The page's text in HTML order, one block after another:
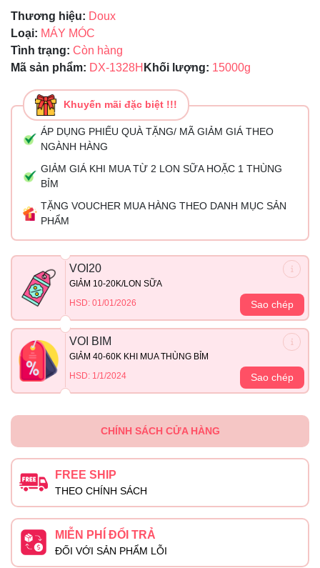
Thương hiệu: Doux
Loại: MÁY MÓC
Tình trạng: Còn hàng
Mã sản phẩm: DX-1328H Khối lượng: 15000g
Khuyến mãi đặc biệt !!!
ÁP DỤNG PHIẾU QUÀ TẶNG/ MÃ GIẢM GIÁ THEO
NGÀNH HÀNG
GIẢM GIÁ KHI MUA TỪ 2 LON SỮA HOẶC 1 THÙNG
BỈM
TẶNG VOUCHER MUA HÀNG THEO DANH MỤC SẢN
PHẨM
VOI20
GIẢM 10-20K/LON SỮA
HSD: 01/01/2026
Sao chép
VOI BIM
GIẢM 40-60K KHI MUA THÙNG BỈM
HSD: 1/1/2024
Sao chép
CHÍNH SÁCH CỬA HÀNG
FREE SHIP
THEO CHÍNH SÁCH
MIỄN PHÍ ĐỔI TRẢ
ĐỐI VỚI SẢN PHẨM LỖI